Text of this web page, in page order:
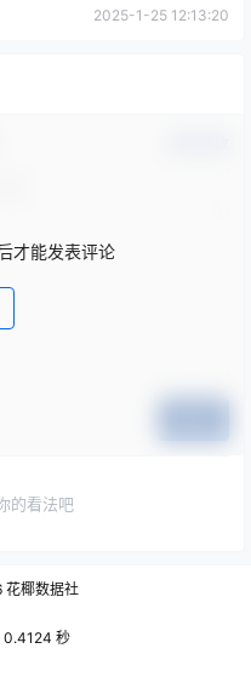
2025-1-25 12:13:20
才能发表评论
的看法吧
花椰数据社
0.4124 秒